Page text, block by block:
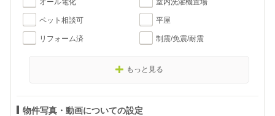
オール電化 室内洗濯機置場
ペット相談可 平屋
リフォーム済 制震/免震/耐震
もっと見る
物件写真・動画についての設定